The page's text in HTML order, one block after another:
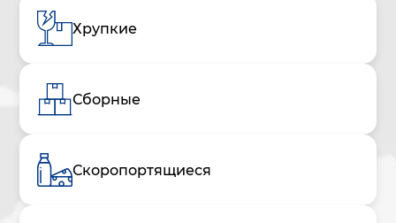
Хрупкие
Сборные
Скоропортящиеся